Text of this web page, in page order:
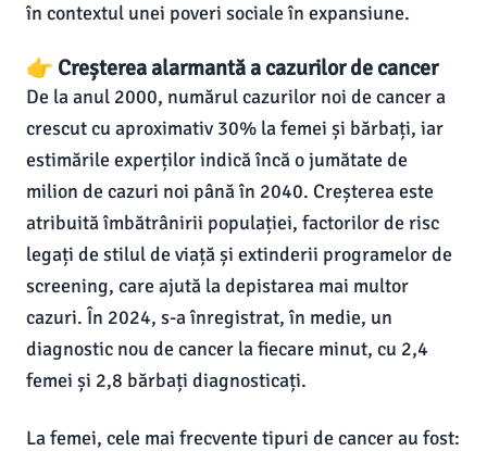
în contextul unei poveri sociale în expansiune.
👉 Creșterea alarmantă a cazurilor de cancer
De la anul 2000, numărul cazurilor noi de cancer a
crescut cu aproximativ 30% la femei și bărbați, iar
estimările experților indică încă o jumătate de
milion de cazuri noi până în 2040. Creșterea este
atribuită îmbătrânirii populației, factorilor de risc
legați de stilul de viață și extinderii programelor de
screening, care ajută la depistarea mai multor
cazuri. În 2024, s-a înregistrat, în medie, un
diagnostic nou de cancer la fiecare minut, cu 2,4
femei și 2,8 bărbați diagnosticați.
La femei, cele mai frecvente tipuri de cancer au fost: